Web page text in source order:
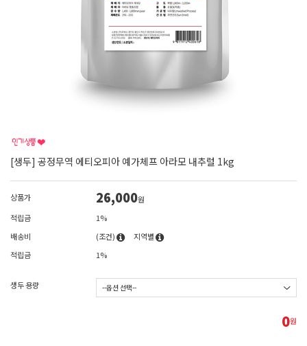
[생두] 공정무역 에티오피아 예가체프 아라모 내추럴 1kg
상품가 26,000원
적립금
1%
배송비
(조건)
지역별
적립금
1%
생두 용량
0원